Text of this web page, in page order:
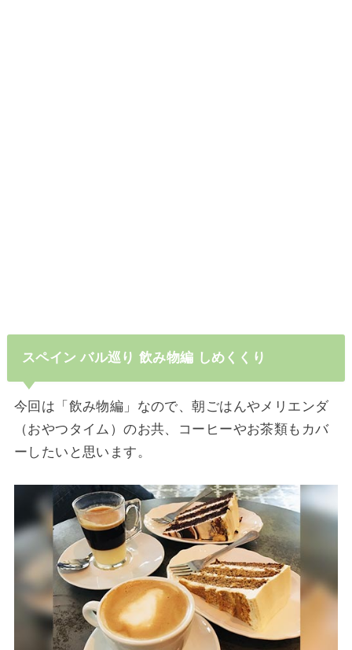
スペインバル巡り 飲み物編 しめくくり
今回は「飲み物編」なので、朝ごはんやメリエンダ
（おやつタイム）のお共、コーヒーやお茶類もカバ
ーしたいと思います。